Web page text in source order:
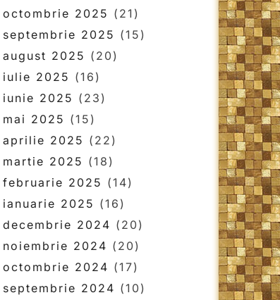
octombrie 2025 (21)
septembrie 2025 (15)
august 2025 (20)
iulie 2025 (16)
iunie 2025 (23)
mai 2025 (15)
aprilie 2025 (22)
martie 2025 (18)
februarie 2025 (14)
ianuarie 2025 (16)
decembrie 2024 (20)
noiembrie 2024 (20)
octombrie 2024 (17)
septembrie 2024 (10)